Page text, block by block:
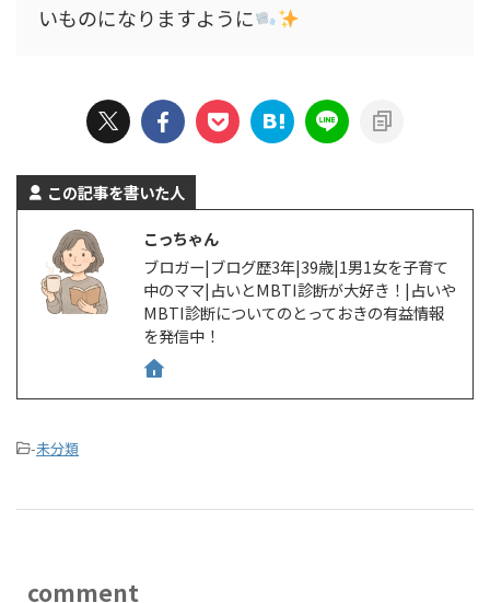
いものになりますように
この記事を書いた人
こっちゃん
ブロガー|ブログ歴3年|39歳|1男1女を子育て
中のママ|占いとMBTI診断が大好き！|占いや
MBTI診断についてのとっておきの有益情報
を発信中！
-未分類
comment